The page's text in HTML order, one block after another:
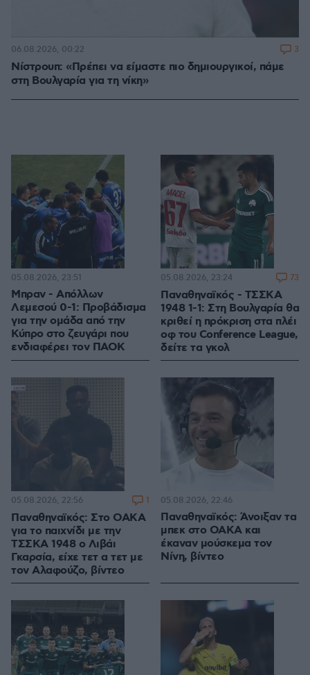
Νίστρουπ: «Πρέπει να είμαστε πιο δημιουργικοί, πάμε
στη Βουλγαρία για τη νίκη»
06.08.2026, 00:22 3
Μπραν - Απόλλων
Λεμεσού 0-1: Προβάδισμα
για την ομάδα από την
Κύπρο στο ζευγάρι που
ενδιαφέρει τον ΠΑΟΚ
05.08.2026, 23:51
Παναθηναϊκός - ΤΣΣΚΑ
1948 1-1: Στη Βουλγαρία θα
κριθεί η πρόκριση στα πλέι
οφ του Conference League,
δείτε τα γκολ
05.08.2026, 23:24 73
Παναθηναϊκός: Στο ΟΑΚΑ
για το παιχνίδι με την
ΤΣΣΚΑ 1948 ο Λιβάι
Γκαρσία, είχε τετ α τετ με
τον Αλαφούζο, βίντεο
05.08.2026, 22:56 1
Παναθηναϊκός: Άνοιξαν τα
μπεκ στο ΟΑΚΑ και
έκαναν μούσκεμα τον
Νίνη, βίντεο
05.08.2026, 22:46